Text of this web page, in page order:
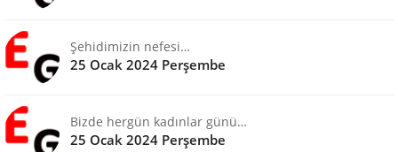
Şehidimizin nefesi…
25 Ocak 2024 Perşembe
Bizde hergün kadınlar günü…
25 Ocak 2024 Perşembe